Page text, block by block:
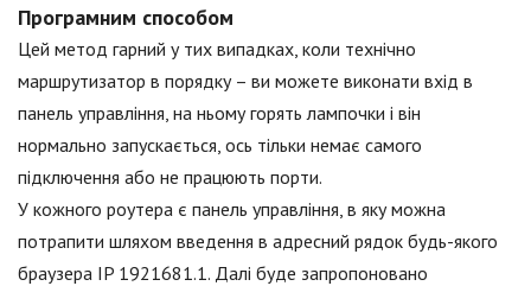
Програмним способом
Цей метод гарний у тих випадках, коли технічно
маршрутизатор в порядку – ви можете виконати вхід в
панель управління, на ньому горять лампочки і він
нормально запускається, ось тільки немає самого
підключення або не працюють порти.
У кожного роутера є панель управління, в яку можна
потрапити шляхом введення в адресний рядок будь-якого
браузера IP 1921681.1. Далі буде запропоновано